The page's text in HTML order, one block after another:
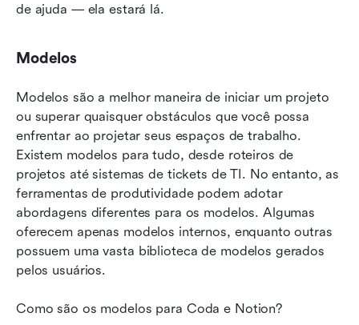
de ajuda — ela estará lá.
Modelos
Modelos são a melhor maneira de iniciar um projeto
ou superar quaisquer obstáculos que você possa
enfrentar ao projetar seus espaços de trabalho.
Existem modelos para tudo, desde roteiros de
projetos até sistemas de tickets de TI. No entanto, as
ferramentas de produtividade podem adotar
abordagens diferentes para os modelos. Algumas
oferecem apenas modelos internos, enquanto outras
possuem uma vasta biblioteca de modelos gerados
pelos usuários.
Como são os modelos para Coda e Notion?